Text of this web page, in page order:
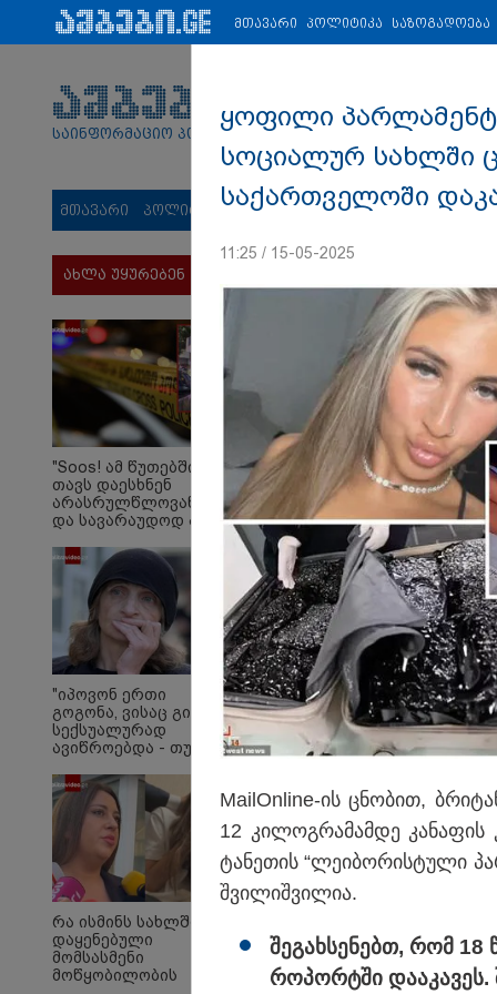
პარტნიორები: ახალი ამბები ეკონომიკა ვიდეო
საინფორმაციო პორტალი
მთავარი პოლიტიკა საზოგადოება სამართალი
სასკოლო ფორმების
მოწოდება სამ
რეალიზაცია
1–14 სექტემბრის
ჩათვლით
ახლა უყურებენ
"Soos! ამ წუთებში
თავს დაესხნენ
არასრულწლოვანების
და სავარაუდოდ არა
არასრულწლოვანების
ჯგუფი" - რა
ინფორმაციას
ავრცელებს
ადვოკატი?
"იპოვონ ერთი
გოგონა, ვისაც გიგა
სექსუალურად
ავიწროებდა - თუ
ლარს
ოფიციალურად,
სახალხოდ გადავცემ"
- ეკა კუპატაძე
განცხადებას
ავრცელებს
რა ისმინს სახლში
დაყენებული
მომსასმენი
მოწყობილობის
მთავარი პოლიტიკა საზოგადოება
ყოფილი
სოციალურ სახლში
საქართველოში
11:25 / 15-05-2025
MailOnline-ის ცნო­ბით,
12 კი­ლოგ­რა­მამ­დე
ტა­ნე­თის “ლე­ი­ბო­რის­ტუ­ლი
შვი­ლიშ­ვი­ლია.
შე­გახ­სე­ნებთ, რომ
რო­პორ­ტში და­ა­კა­ვეს.